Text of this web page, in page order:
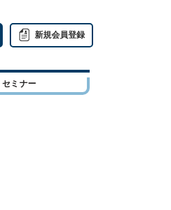
新規会員登録
セミナー